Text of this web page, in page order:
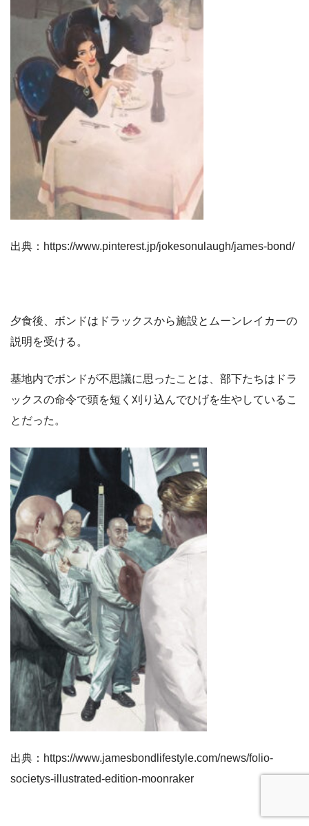
出典：https://www.pinterest.jp/jokesonulaugh/james-bond/
夕食後、ボンドはドラックスから施設とムーンレイカーの
説明を受ける。
基地内でボンドが不思議に思ったことは、部下たちはドラ
ックスの命令で頭を短く刈り込んでひげを生やしているこ
とだった。
出典：https://www.jamesbondlifestyle.com/news/folio-
societys-illustrated-edition-moonraker